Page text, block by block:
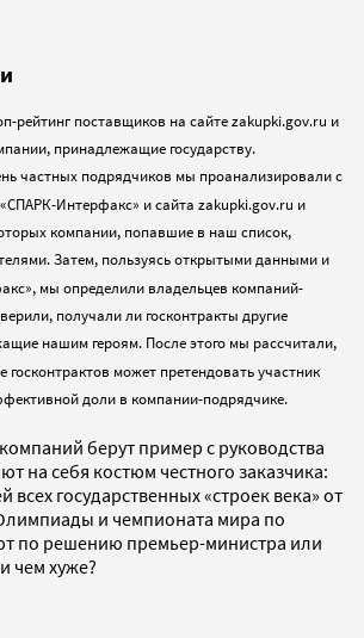
рейтинг поставщиков на сайте zakupki.gov.ru и
принадлежащие государству.
частных подрядчиков мы проанализировали с
Интерфакс» и сайта zakupki.gov.ru и
компании, попавшие в наш список,
Затем, пользуясь открытыми данными и
мы определили владельцев компаний-
получали ли госконтракты другие
нашим героям. После этого мы рассчитали,
может претендовать участник
доли в компании-подрядчике.
берут пример с руководства
на себя костюм честного заказчика:
всех государственных «строек века» от
и чемпионата мира по
по решению премьер-министра или
чем хуже?